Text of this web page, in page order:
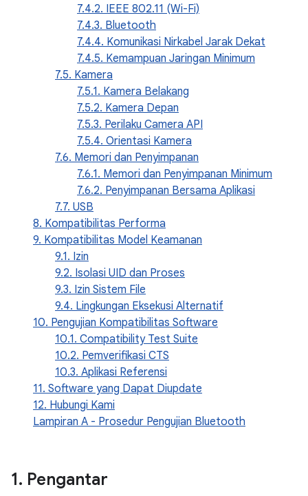
7.4.2. IEEE 802.11 (Wi-Fi)
7.4.3. Bluetooth
7.4.4. Komunikasi Nirkabel Jarak Dekat
7.4.5. Kemampuan Jaringan Minimum
7.5. Kamera
7.5.1. Kamera Belakang
7.5.2. Kamera Depan
7.5.3. Perilaku Camera API
7.5.4. Orientasi Kamera
7.6. Memori dan Penyimpanan
7.6.1. Memori dan Penyimpanan Minimum
7.6.2. Penyimpanan Bersama Aplikasi
7.7. USB
8. Kompatibilitas Performa
9. Kompatibilitas Model Keamanan
9.1. Izin
9.2. Isolasi UID dan Proses
9.3. Izin Sistem File
9.4. Lingkungan Eksekusi Alternatif
10. Pengujian Kompatibilitas Software
10.1. Compatibility Test Suite
10.2. Pemverifikasi CTS
10.3. Aplikasi Referensi
11. Software yang Dapat Diupdate
12. Hubungi Kami
Lampiran A - Prosedur Pengujian Bluetooth
1. Pengantar